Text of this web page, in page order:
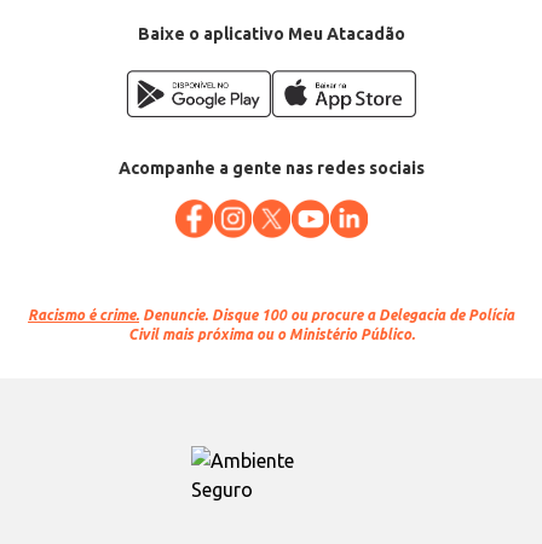
Baixe o aplicativo Meu Atacadão
Acompanhe a gente nas redes sociais
Racismo é crime. Denuncie. Disque 100 ou procure a Delegacia de Polícia
Civil mais próxima ou o Ministério Público.